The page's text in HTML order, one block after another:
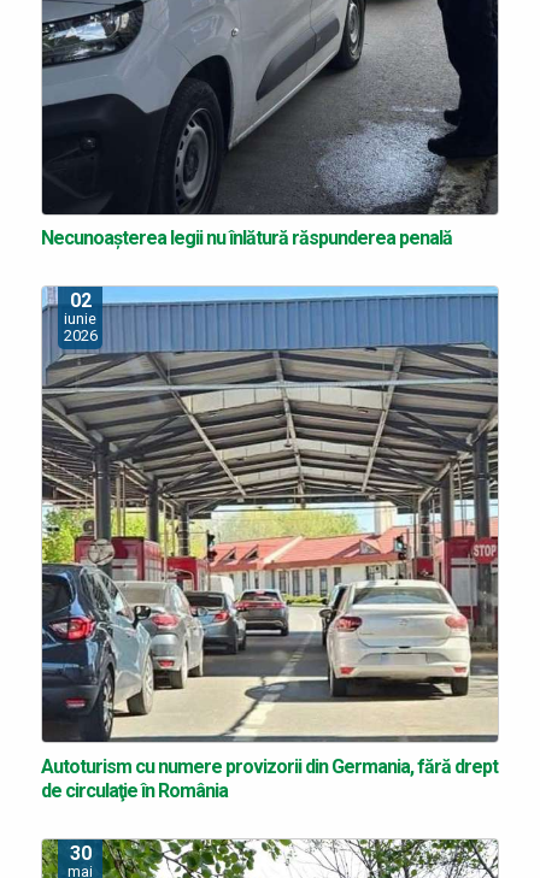
Necunoașterea legii nu înlătură răspunderea penală
02
iunie
2026
Autoturism cu numere provizorii din Germania, fără drept
de circulaţie în România
30
mai